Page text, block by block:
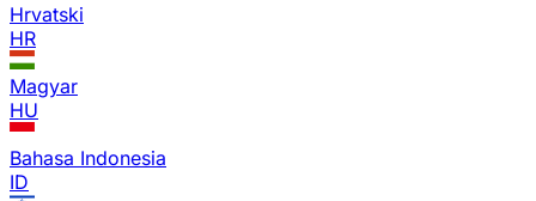
Hrvatski
HR
Magyar
HU
Bahasa Indonesia
ID